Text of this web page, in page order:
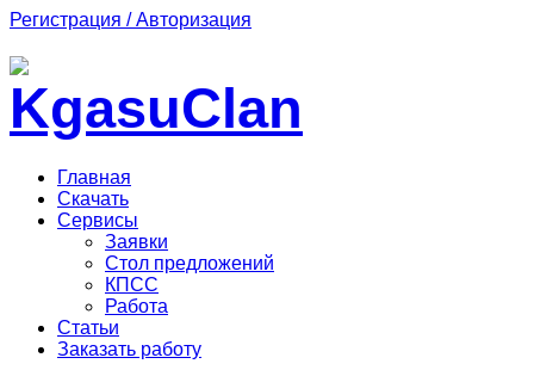
Регистрация / Авторизация
Главная
Скачать
Сервисы
Заявки
Стол предложений
КПСС
Работа
Статьи
Заказать работу